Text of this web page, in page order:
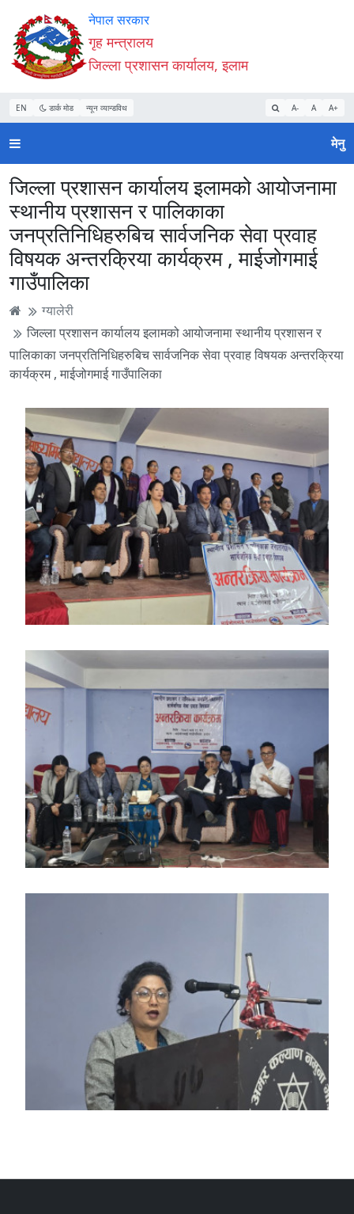
Accessibility
Mode
सुरु
गर्नुहोस्
सामाग्री
पढ्नुहाेस्
नेभिगेसन
पढ्नुहाेस्
वेबसाइट
खोजमा
जानुहोस्
नेपाल सरकार
गृह मन्त्रालय
जिल्ला प्रशासन कार्यालय, इलाम
EN डार्क मोड न्यून व्यान्डविथ A- A A+
मेनु
जिल्ला प्रशासन कार्यालय इलामको आयोजनामा
स्थानीय प्रशासन र पालिकाका
जनप्रतिनिधिहरुबिच सार्वजनिक सेवा प्रवाह
विषयक अन्तरक्रिया कार्यक्रम , माईजोगमाई
गाउँपालिका
ग्यालेरी
जिल्ला प्रशासन कार्यालय इलामको आयोजनामा स्थानीय प्रशासन र
पालिकाका जनप्रतिनिधिहरुबिच सार्वजनिक सेवा प्रवाह विषयक अन्तरक्रिया
कार्यक्रम , माईजोगमाई गाउँपालिका